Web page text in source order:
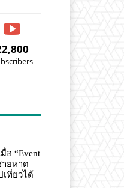
อ “Event
ายหาด
เที่ยวได้